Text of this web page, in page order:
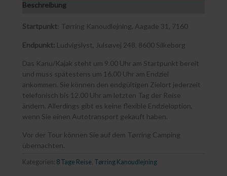
Beschreibung
Startpunkt: Tørring Kanoudlejning, Aagade 31, 7160
Endpunkt: Ludvigslyst, Julsøvej 248, 8600 Silkeborg
Das Kanu/Kajak steht um 9.00 Uhr am Startpunkt bereit
und muss spätestens um 16.00 Uhr am Endziel
ankommen. Sie können den endgültigen Zielort jederzeit
telefonisch bis 12.00 Uhr am letzten Tag der Reise
ändern. Allerdings gibt es keine flexible Endzieloption,
wenn Sie einen Autotransport gekauft haben.
Vor der Tour können Sie auf dem Tørring Camping
übernachten.
Kategorien: 8 Tage Reise Tørring Kanoudlejning